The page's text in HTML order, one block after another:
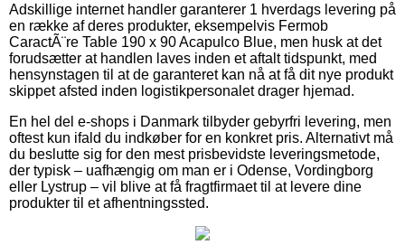
Adskillige internet handler garanterer 1 hverdags levering på
en række af deres produkter, eksempelvis Fermob
CaractÃ¨re Table 190 x 90 Acapulco Blue, men husk at det
forudsætter at handlen laves inden et aftalt tidspunkt, med
hensynstagen til at de garanteret kan nå at få dit nye produkt
skippet afsted inden logistikpersonalet drager hjemad.
En hel del e-shops i Danmark tilbyder gebyrfri levering, men
oftest kun ifald du indkøber for en konkret pris. Alternativt må
du beslutte sig for den mest prisbevidste leveringsmetode,
der typisk – uafhængig om man er i Odense, Vordingborg
eller Lystrup – vil blive at få fragtfirmaet til at levere dine
produkter til et afhentningssted.